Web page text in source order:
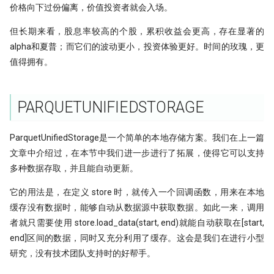
价格向下过份偏离，价值投资者就会入场。
但长期来看，股息率较高的个股，累积收益会更高，存在显著的
alpha和夏普；而它们的波动更小，投资体验更好。时间的玫瑰，更
值得拥有。
PARQUETUNIFIEDSTORAGE
ParquetUnifiedStorage是一个简单的本地存储方案。我们在上一篇
文章中介绍过，在本节中我们进一步进行了拓展，使得它可以支持
多种数据存取，并且能自动更新。
它的用法是，在定义 store 时，就传入一个回调函数，用来在本地
缓存没有数据时，能够自动从数据源中获取数据。如此一来，调用
者就只需要使用 store.load_data(start, end)就能自动获取在[start,
end]区间的数据，同时又充分利用了缓存。这会是我们在进行小型
研究，没有技术团队支持时的好帮手。